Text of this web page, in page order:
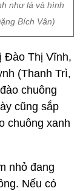
như lá và hình
Bích Vân)
Đào Thị Vĩnh,
(Thanh Trì,
chuông
cũng sắp
chuông xanh
nhỏ đang
Nếu có